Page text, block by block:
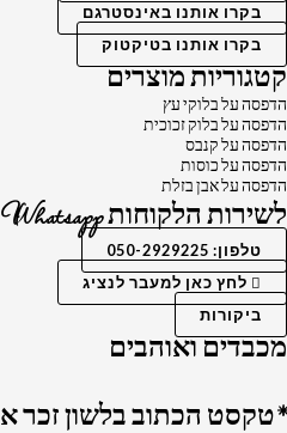
בקרו אותנו באינסטרגם
בקרו אותנו בטיקטוק
קטגוריות מוצרים
הדפסה על בלוקי עץ
הדפסה על בלוק זכוכית
הדפסה על קנבס
הדפסה על כוסות
הדפסה על אבן בזלת
לשירות הלקוחות Whatsapp
טלפון: 050-2929225
לחץ כאן למעבר לנציג
ביקורות
מכבדים ואוהבים
*טקסט הכתוב בלשון זכר